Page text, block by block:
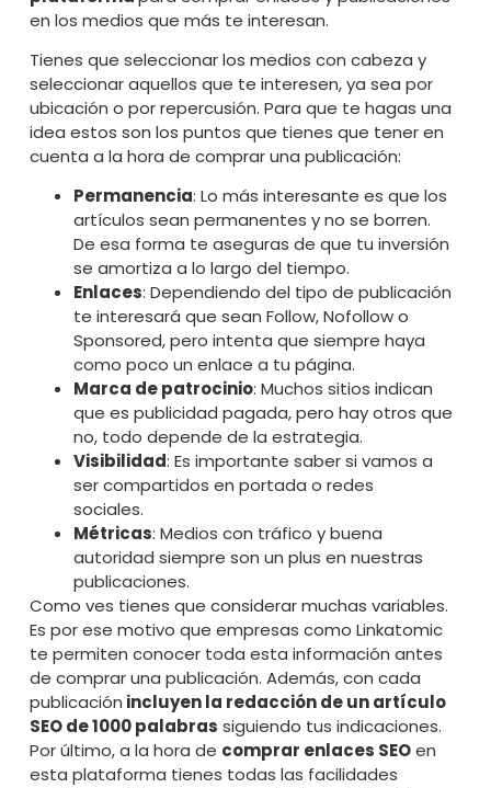
en los medios que más te interesan.
Tienes que seleccionar los medios con cabeza y
seleccionar aquellos que te interesen, ya sea por
ubicación o por repercusión. Para que te hagas una
idea estos son los puntos que tienes que tener en
cuenta a la hora de comprar una publicación:
Permanencia: Lo más interesante es que los
artículos sean permanentes y no se borren.
De esa forma te aseguras de que tu inversión
se amortiza a lo largo del tiempo.
Enlaces: Dependiendo del tipo de publicación
te interesará que sean Follow, Nofollow o
Sponsored, pero intenta que siempre haya
como poco un enlace a tu página.
Marca de patrocinio: Muchos sitios indican
que es publicidad pagada, pero hay otros que
no, todo depende de la estrategia.
Visibilidad: Es importante saber si vamos a
ser compartidos en portada o redes
sociales.
Métricas: Medios con tráfico y buena
autoridad siempre son un plus en nuestras
publicaciones.
Como ves tienes que considerar muchas variables.
Es por ese motivo que empresas como Linkatomic
te permiten conocer toda esta información antes
de comprar una publicación. Además, con cada
publicación incluyen la redacción de un artículo
SEO de 1000 palabras siguiendo tus indicaciones.
Por último, a la hora de comprar enlaces SEOen
esta plataforma tienes todas las facilidades